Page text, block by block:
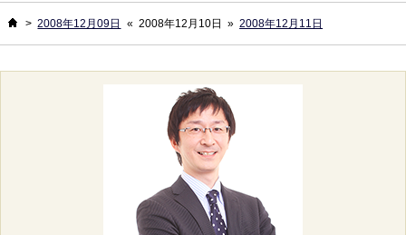
ホーム
> 2008年12月09日 « 2008年12月10日 » 2008年12月11日